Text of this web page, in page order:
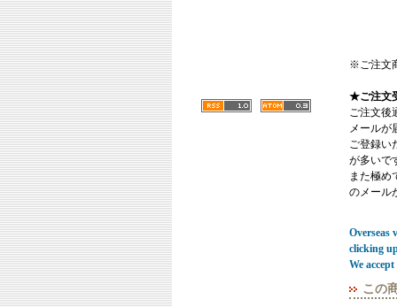
※ご注文
★ご注文
ご注文後
メールが
ご登録い
が多いで
また極め
のメール
Overseas
clicking
We
この